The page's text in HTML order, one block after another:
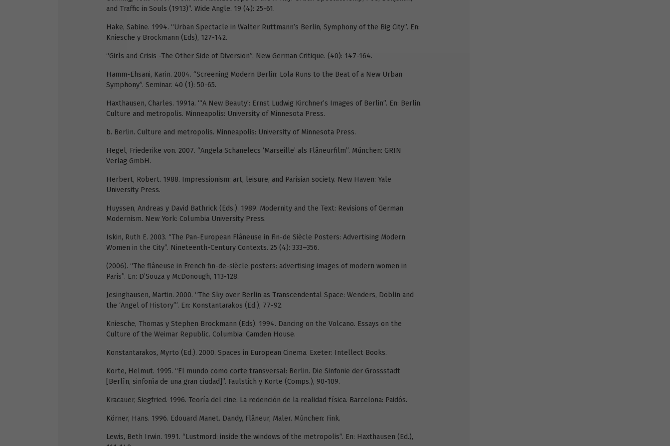
and Traffic in Souls (1913)”. Wide Angle. 19 (4): 25-61.
Hake, Sabine. 1994. “Urban Spectacle in Walter Ruttmann’s Berlin, Symphony of the Big City”. En:
Kniesche y Brockmann (Eds), 127-142.
“Girls and Crisis -The Other Side of Diversion”. New German Critique. (40): 147-164.
Hamm-Ehsani, Karin. 2004. “Screening Modern Berlin: Lola Runs to the Beat of a New Urban
Symphony”. Seminar. 40 (1): 50-65.
Haxthausen, Charles. 1991a. “‘A New Beauty’: Ernst Ludwig Kirchner’s Images of Berlin”. En: Berlin.
Culture and metropolis. Minneapolis: University of Minnesota Press.
b. Berlin. Culture and metropolis. Minneapolis: University of Minnesota Press.
Hegel, Friederike von. 2007. “Angela Schanelecs ‘Marseille’ als Flâneurfilm”. München: GRIN
Verlag GmbH.
Herbert, Robert. 1988. Impressionism: art, leisure, and Parisian society. New Haven: Yale
University Press.
Huyssen, Andreas y David Bathrick (Eds.). 1989. Modernity and the Text: Revisions of German
Modernism. New York: Columbia University Press.
Iskin, Ruth E. 2003. “The Pan-European Flâneuse in Fin-de Siècle Posters: Advertising Modern
Women in the City”. Nineteenth-Century Contexts. 25 (4): 333–356.
(2006). “The flâneuse in French fin-de-siècle posters: advertising images of modern women in
Paris”. En: D’Souza y McDonough, 113-128.
Jesinghausen, Martin. 2000. “The Sky over Berlin as Transcendental Space: Wenders, Döblin and
the ‘Angel of History’”. En: Konstantarakos (Ed.), 77-92.
Kniesche, Thomas y Stephen Brockmann (Eds). 1994. Dancing on the Volcano. Essays on the
Culture of the Weimar Republic. Columbia: Camden House.
Konstantarakos, Myrto (Ed.). 2000. Spaces in European Cinema. Exeter: Intellect Books.
Korte, Helmut. 1995. “El mundo como corte transversal: Berlin. Die Sinfonie der Grossstadt
[Berlín, sinfonía de una gran ciudad]”. Faulstich y Korte (Comps.), 90-109.
Kracauer, Siegfried. 1996. Teoría del cine. La redención de la realidad física. Barcelona: Paidós.
Körner, Hans. 1996. Edouard Manet. Dandy, Flâneur, Maler. München: Fink.
Lewis, Beth Irwin. 1991. “Lustmord: inside the windows of the metropolis”. En: Haxthausen (Ed.),